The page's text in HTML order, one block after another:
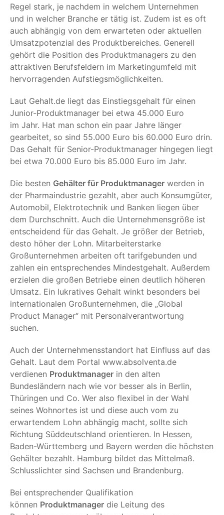
Regel stark, je nachdem in welchem Unternehmen
und in welcher Branche er tätig ist. Zudem ist es oft
auch abhängig von dem erwarteten oder aktuellen
Umsatzpotenzial des Produktbereiches. Generell
gehört die Position des Produktmanagers zu den
attraktiven Berufsfeldern im Marketingumfeld mit
hervorragenden Aufstiegsmöglichkeiten.
Laut Gehalt.de liegt das Einstiegsgehalt für einen
Junior-Produktmanager bei etwa 45.000 Euro
im Jahr. Hat man schon ein paar Jahre länger
gearbeitet, so sind 55.000 Euro bis 60.000 Euro drin.
Das Gehalt für Senior-Produktmanager hingegen liegt
bei etwa 70.000 Euro bis 85.000 Euro im Jahr.
Die besten Gehälter für Produktmanager werden in
der Pharmaindustrie gezahlt, aber auch Konsumgüter,
Automobil, Elektrotechnik und Banken liegen über
dem Durchschnitt. Auch die Unternehmensgröße ist
entscheidend für das Gehalt. Je größer der Betrieb,
desto höher der Lohn. Mitarbeiterstarke
Großunternehmen arbeiten oft tarifgebunden und
zahlen ein entsprechendes Mindestgehalt. Außerdem
erzielen die großen Betriebe einen deutlich höheren
Umsatz. Ein lukratives Gehalt winkt besonders bei
internationalen Großunternehmen, die „Global
Product Manager“ mit Personalverantwortung
suchen.
Auch der Unternehmensstandort hat Einfluss auf das
Gehalt. Laut dem Portal www.absolventa.de
verdienen Produktmanager in den alten
Bundesländern nach wie vor besser als in Berlin,
Thüringen und Co. Wer also flexibel in der Wahl
seines Wohnortes ist und diese auch vom zu
erwartendem Lohn abhängig macht, sollte sich
Richtung Süddeutschland orientieren. In Hessen,
Baden-Württemberg und Bayern werden die höchsten
Gehälter bezahlt. Hamburg bildet das Mittelmaß.
Schlusslichter sind Sachsen und Brandenburg.
Bei entsprechender Qualifikation
können Produktmanager die Leitung des